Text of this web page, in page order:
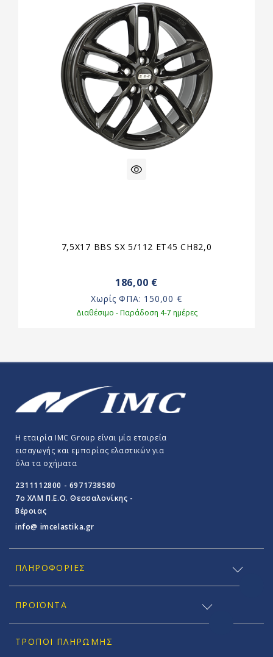
7,5X17 BBS SX 5/112 ET45 CH82,0
186,00 €
Χωρίς ΦΠΑ: 150,00 €
Διαθέσιμο - Παράδοση 4-7 ημέρες
Η εταιρία IMC Group είναι μία εταιρεία
εισαγωγής και εμπορίας ελαστικών για
όλα τα οχήματα
2311112800 - 6971738580
7o ΧΛΜ Π.E.O. Θεσσαλονίκης -
Βέροιας
info@ imcelastika.gr
ΠΛΗΡΟΦΟΡΊΕΣ
ΠΡΟΪΟΝΤΑ
ΤΡΌΠΟΙ ΠΛΗΡΩΜΉΣ